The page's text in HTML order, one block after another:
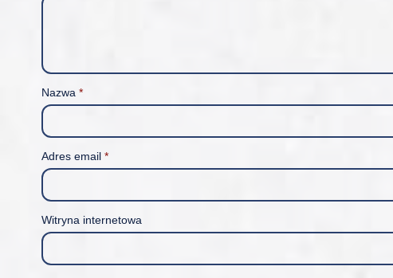
Nazwa *
Adres email *
Witryna internetowa